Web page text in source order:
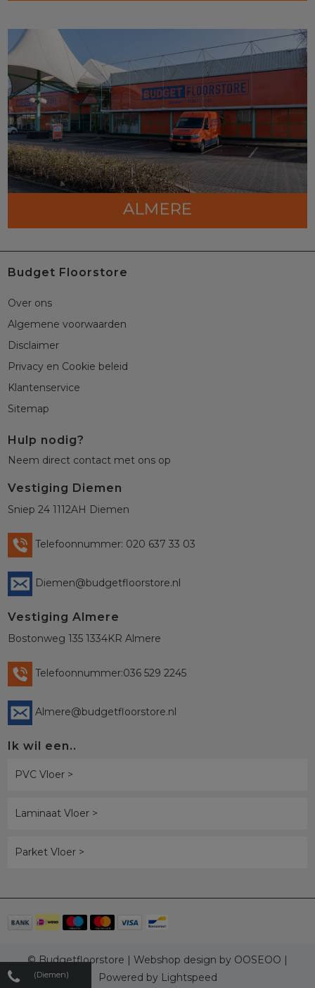
(Diemen)
Budget Floorstore
Over ons
Algemene voorwaarden
Disclaimer
Privacy en Cookie beleid
Klantenservice
Sitemap
Hulp nodig?
Neem direct contact met ons op
Vestiging Diemen
Sniep 24 1112AH Diemen
Telefoonnummer: 020 637 33 03
Diemen@budgetfloorstore.nl
Vestiging Almere
Bostonweg 135 1334KR Almere
Telefoonnummer:036 529 2245
Almere@budgetfloorstore.nl
Ik wil een..
PVC Vloer >
Laminaat Vloer >
Parket Vloer >
© Budgetfloorstore | Webshop design by OOSEOO |
Powered by Lightspeed